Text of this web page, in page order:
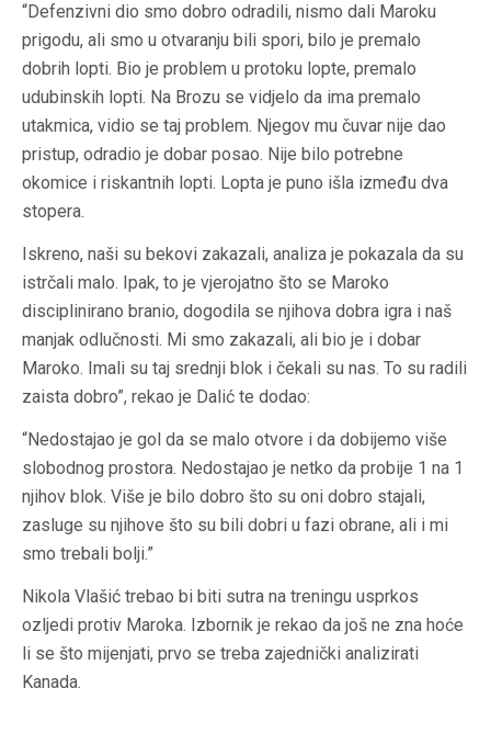
“Defenzivni dio smo dobro odradili, nismo dali Maroku
prigodu, ali smo u otvaranju bili spori, bilo je premalo
dobrih lopti. Bio je problem u protoku lopte, premalo
udubinskih lopti. Na Brozu se vidjelo da ima premalo
utakmica, vidio se taj problem. Njegov mu čuvar nije dao
pristup, odradio je dobar posao. Nije bilo potrebne
okomice i riskantnih lopti. Lopta je puno išla između dva
stopera.
Iskreno, naši su bekovi zakazali, analiza je pokazala da su
istrčali malo. Ipak, to je vjerojatno što se Maroko
disciplinirano branio, dogodila se njihova dobra igra i naš
manjak odlučnosti. Mi smo zakazali, ali bio je i dobar
Maroko. Imali su taj srednji blok i čekali su nas. To su radili
zaista dobro”, rekao je Dalić te dodao:
“Nedostajao je gol da se malo otvore i da dobijemo više
slobodnog prostora. Nedostajao je netko da probije 1 na 1
njihov blok. Više je bilo dobro što su oni dobro stajali,
zasluge su njihove što su bili dobri u fazi obrane, ali i mi
smo trebali bolji.”
Nikola Vlašić trebao bi biti sutra na treningu usprkos
ozljedi protiv Maroka. Izbornik je rekao da još ne zna hoće
li se što mijenjati, prvo se treba zajednički analizirati
Kanada.